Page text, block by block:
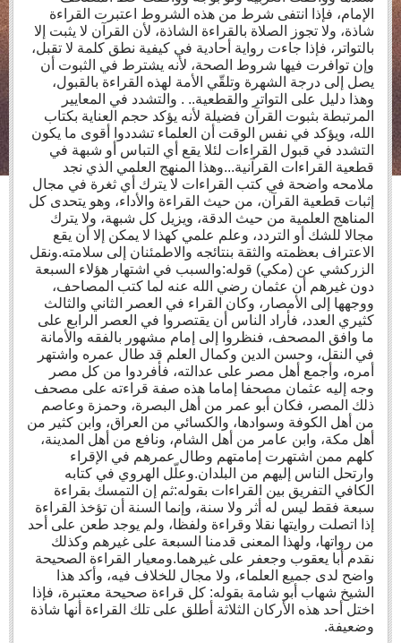
الإمام، فإذا انتفى شرط من هذه الشروط اعتبرت القراءة
شاذة، ولا تجوز الصلاة بالقراءة الشاذة، لأن القرآن لا يثبت إلا
بالتواتر، فإذا جاءت رواية أحادية في كيفية نطق كلمة لا تقبل،
وإن توافرت فيها شروط الصحة، لأنه يشترط في الثبوت أن
يصل إلى درجة الشهرة وتلقّي الأمة لهذه القراءة بالقبول،
وهذا دليل على التواتر والقطعية.. . والتشدد في المعايير
المرتبطة بثبوت القرآن فضيلة لأنه يؤكد حجم العناية بكتاب
الله، ويؤكد في نفس الوقت أن العلماء تشددوا أقوى ما يكون
التشدد في قبول القراءات لئلا يقع أي التباس أو شبهة في
قطعية القراءات القرآنية...وهذا المنهج العلمي الذي نجد
ملامحه واضحة في كتب القراءات لا يترك أي ثغرة في مجال
إثبات قطعية القرآن، من حيث القراءة والأداء، وهو يتحدى كل
المناهج العلمية من حيث الدقة، ويزيل كل شبهة، ولا يترك
مجالا للشك أو التردد، وعلم علمي كهذا لا يمكن إلا أن يقع
الاعتراف بعظمته والثقة بنتائجه والاطمئنان إلى سلامته.ونقل
الزركشي عن (مكي) قوله:والسبب في اشتهار هؤلاء السبعة
دون غيرهم أن عثمان رضي الله عنه لما كتب المصاحف،
ووجهها إلى الأمصار، وكان القراء في العصر الثاني والثالث
كثيري العدد، فأراد الناس أن يقتصروا في العصر الرابع على
ما وافق المصحف، فنظروا إلى إمام مشهور بالفقه والأمانة
في النقل، وحسن الدين وكمال العلم قد طال عمره واشتهر
أمره، وأجمع أهل مصر على عدالته، فأفردوا من كل مصر
وجه إليه عثمان مصحفا إماما هذه صفة قراءته على مصحف
ذلك المصر، فكان أبو عمر من أهل البصرة، وحمزة وعاصم
من أهل الكوفة وسوادها، والكسائي من العراق، وابن كثير من
أهل مكة، وابن عامر من أهل الشام، ونافع من أهل المدينة،
كلهم ممن اشتهرت إمامتهم وطال عمرهم في الإقراء
وارتحل الناس إليهم من البلدان.وعلّل الهروي في كتابه
الكافي التفريق بين القراءات بقوله:ثم إن التمسك بقراءة
سبعة فقط ليس له أثر ولا سنة، وإنما السنة أن تؤخذ القراءة
إذا اتصلت روايتها نقلا وقراءة ولفظا، ولم يوجد طعن على أحد
من رواتها، ولهذا المعنى قدمنا السبعة على غيرهم وكذلك
نقدم أبا يعقوب وجعفر على غيرهما.ومعيار القراءة الصحيحة
واضح لدى جميع العلماء، ولا مجال للخلاف فيه، وأكد هذا
الشيخ شهاب أبو شامة بقوله: كل قراءة صحيحة معتبرة، فإذا
اختل أحد هذه الأركان الثلاثة أطلق على تلك القراءة أنها شاذة
وضعيفة.